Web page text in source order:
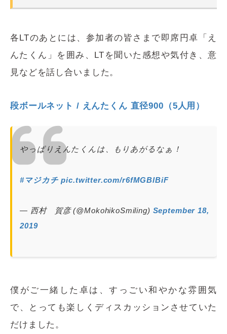
各LTのあとには、参加者の皆さまで即席円卓「え
んたくん」を囲み、LTを聞いた感想や気付き、意
見などを話し合いました。
段ボールネット / えんたくん 直径900（5人用）
やっぱりえんたくんは、もりあがるなぁ！
#マジカチ pic.twitter.com/r6fMGBlBiF
— 西村 賀彦 (@MokohikoSmiling) September 18,
2019
僕がご一緒した卓は、すっごい和やかな雰囲気
で、とっても楽しくディスカッションさせていた
だけました。